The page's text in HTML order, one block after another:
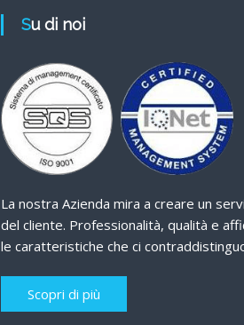
Su di noi
La nostra Azienda mira a creare un
del cliente. Professionalità, qualità e
le caratteristiche che ci
Scopri di più